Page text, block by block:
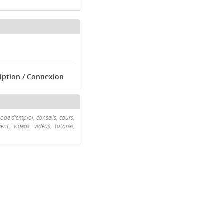
/ Connexion
d'emploi, conseils, cours,
videos, vidéos, tutoriel,